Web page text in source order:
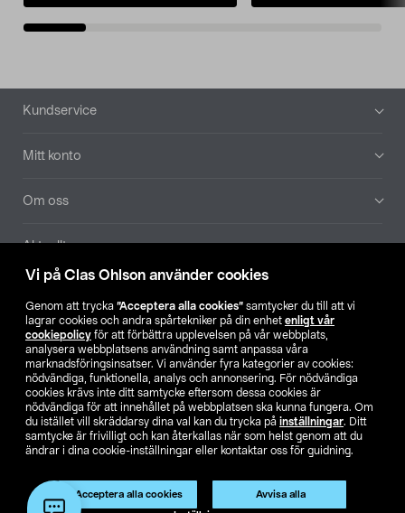
Vi på Clas Ohlson använder cookies
Genom att trycka ”Acceptera alla cookies” samtycker du till att vi
lagrar cookies och andra spårtekniker på din enhet enligt vår
cookiepolicy för att förbättra upplevelsen på vår webbplats,
analysera webbplatsens användning samt anpassa våra
marknadsföringsinsatser. Vi använder fyra kategorier av cookies:
nödvändiga, funktionella, analys och annonsering. För nödvändiga
cookies krävs inte ditt samtycke eftersom dessa cookies är
nödvändiga för att innehållet på webbplatsen ska kunna fungera. Om
du istället vill skräddarsy dina val kan du trycka på inställningar. Ditt
samtycke är frivilligt och kan återkallas när som helst genom att du
ändrar i dina cookie-inställningar eller kontaktar oss för guidning.
Acceptera alla cookies Avvisa alla
Sidfot
Kundservice
Mitt konto
Om oss
Aktuellt
Hitta butik
SE NO FI
Köpvillkor Privacy statement Klubbvillkor För företag